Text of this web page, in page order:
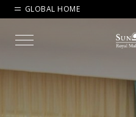
GLOBAL HOME
Menu